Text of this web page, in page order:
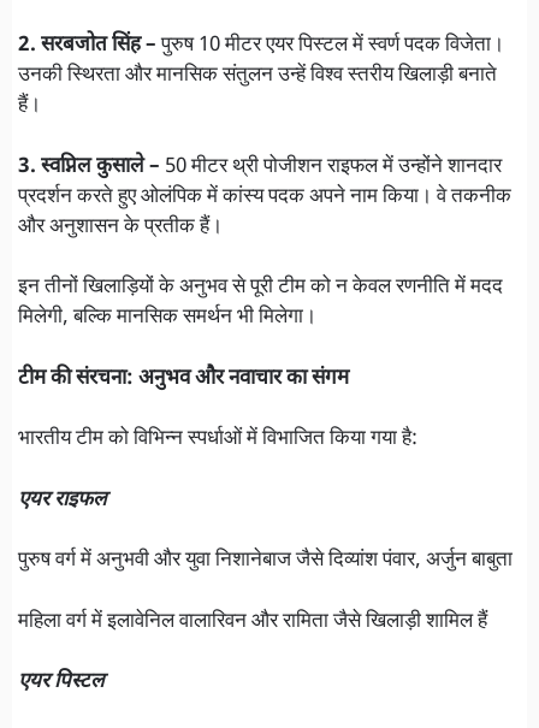
2. सरबजोत सिंह –पुरुष 10 मीटर एयर पिस्टल में स्वर्ण पदक विजेता।
उनकी स्थिरता और मानसिक संतुलन उन्हें विश्व स्तरीय खिलाड़ी बनाते
हैं।
3. स्वप्निल कुसाले – 50 मीटर थ्री पोजीशन राइफल में उन्होंने शानदार
प्रदर्शन करते हुए ओलंपिक में कांस्य पदक अपने नाम किया। वे तकनीक
और अनुशासन के प्रतीक हैं।
इन तीनों खिलाड़ियों के अनुभव से पूरी टीम को न केवल रणनीति में मदद
मिलेगी, बल्कि मानसिक समर्थन भी मिलेगा।
टीम की संरचना: अनुभव और नवाचार का संगम
भारतीय टीम को विभिन्न स्पर्धाओं में विभाजित किया गया है:
एयर राइफल
पुरुष वर्ग में अनुभवी और युवा निशानेबाज जैसे दिव्यांश पंवार, अर्जुन बाबुता
महिला वर्ग में इलावेनिल वालारिवन और रामिता जैसे खिलाड़ी शामिल हैं
एयर पिस्टल